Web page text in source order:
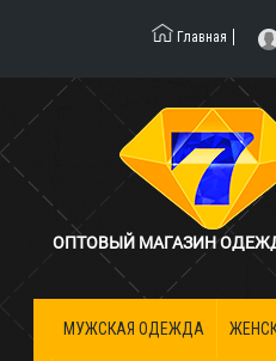
Главная
ОПТОВЫЙ МАГАЗИН
МУЖСКАЯ ОДЕЖДА